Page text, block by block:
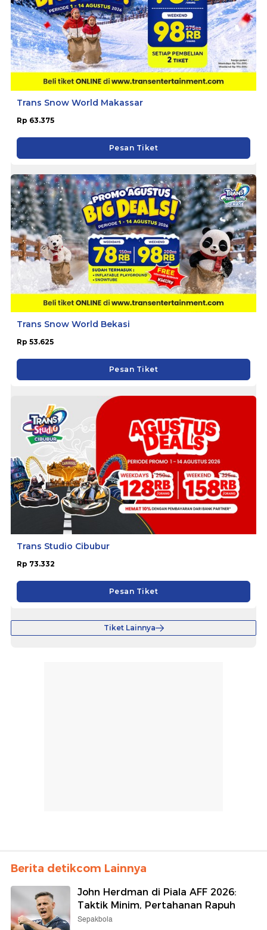
Trans Snow World Makassar
Rp 63.375
Pesan Tiket
Trans Snow World Bekasi
Rp 53.625
Pesan Tiket
Trans Studio Cibubur
Rp 73.332
Pesan Tiket
Tiket Lainnya
Berita detikcom Lainnya
John Herdman di Piala AFF 2026:
Taktik Minim, Pertahanan Rapuh
Sepakbola